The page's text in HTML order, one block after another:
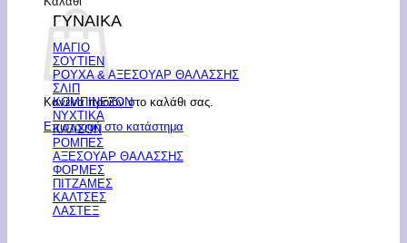
Κανένα προϊόν στο καλάθι σας.
Επιστροφή στο κατάστημα
ΓΥΝΑΙΚΑ
ΜΑΓΙΟ
ΣΟΥΤΙΕΝ
ΡΟΥΧΑ & ΑΞΕΣΟΥΑΡ ΘΑΛΑΣΣΗΣ
ΣΛΙΠ
ΚΟΜΠΙΝΕΖΟΝ
ΝΥΧΤΙΚΑ
ΚΑΛΣΟΝ
ΡΟΜΠΕΣ
ΑΞΕΣΟΥΑΡ ΘΑΛΑΣΣΗΣ
ΦΟΡΜΕΣ
ΠΙΤΖΑΜΕΣ
ΚΑΛΤΣΕΣ
ΛΑΣΤΕΞ